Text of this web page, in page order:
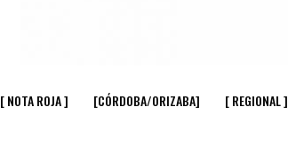
[ NOTA ROJA ] [CÓRDOBA/ORIZABA] [ REGIONAL ]